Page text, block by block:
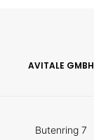
AVITALE GMBH
Butenring 7